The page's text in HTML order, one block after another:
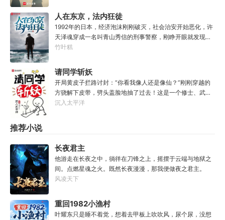
的情况下，让这功法脱胎换骨，玉剑指路，洞穿一切。后来
他学成的功法越来越多，怀揣“达者兼济天下”的理念，段云
从不藏私，传武天下。谁曾想……“段魔头误我！他告诉我这
桩功滋阴壮阳，如今我却只能蹲着尿尿，呜呜......”“这本《七
分归元气》是那魔头教的我，我如今不是被杀就是踩屎，神
万妙宫的仙子本来要举宫飞天的，结果却一夜间入了魔，沦
为妖女，这都是段老魔的手笔！”……段云很是不解，自己不
过练练武，传传功，偶尔法天象地一下，怎么就成了罄竹难
书的魔头了呢？这是污蔑！同样的功法，为什么我就没有问
人在东京，法内狂徒
1992年的日本，经济泡沫刚刚破灭，社会治安开始恶化，许
天泽魂穿成一名叫青山秀信的刑事警察，刚睁开眼就发现自
己正被五花大绑着……新世纪初有权威杂志称：从90年代开
位传奇人物。对此部分日本国民表示：八嘎！我们宁愿再失
去100年也不想要这个国贼！
竹叶糕
请同学斩妖
开局黄皮子拦路讨封：“你看我像人还是像仙？”刚刚穿越的
方骁解下皮带，劈头盖脸地抽了过去！这是一个修士、武者
和凡人并存，妖魔鬼怪横行的危险世界。幸好方骁带来的物
【……】杀死妖怪就能得到经验，修炼功法可以加点晋升。
方骁由此踏上了一条斩妖除魔、日月换新的逆天之路！
————————“方骁同学，大事不妙，上古妖皇出世
了！”“知道啦，我就去斩了它！”
沉入太平洋
推荐小说
长夜君主
他游走在长夜之中，徜徉在刀锋之上，摇摆于云端与地狱之
间。点燃星魂之火。既然长夜漫漫，那我便做夜之君主。
风凌天下
重回1982小渔村
叶耀东只是睡不着觉，想着去甲板上吹吹风，尿个尿，没想